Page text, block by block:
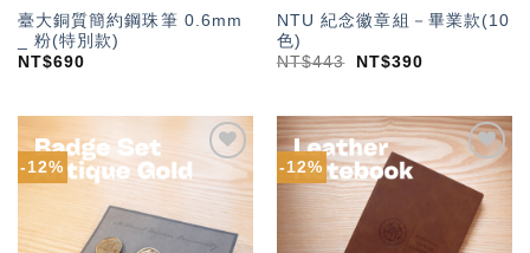
臺大銅質簡約鋼珠筆 0.6mm
_ 粉(特別款)
NT$690
NTU 紀念徽章組－畢業款(10
色)
NT$443 NT$390
-12%
「願
-12%
加入
「願
望輕
單」